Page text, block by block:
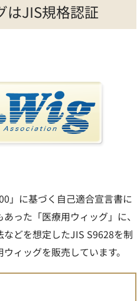
はJIS規格認証
」に基づく自己適合宣言書に
った「医療用ウィッグ」に、
どを想定したJIS S9628を制
ィッグを販売しています。